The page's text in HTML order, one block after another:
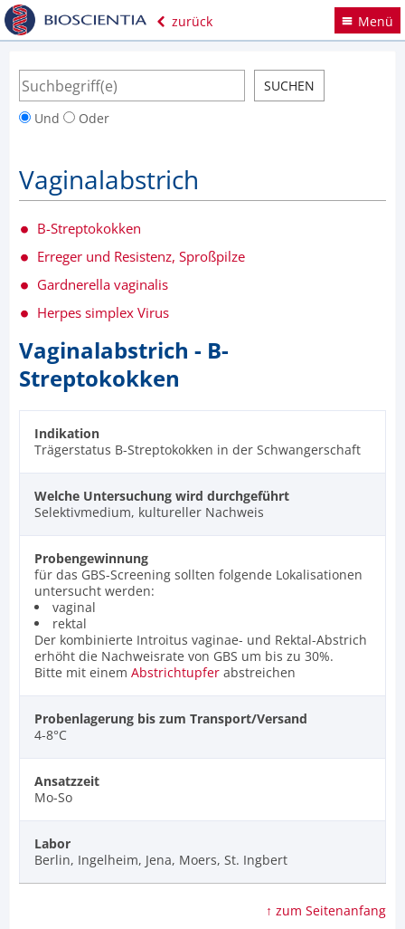
zurück Menü
Und Oder
Vaginalabstrich
B-Streptokokken
Erreger und Resistenz, Sproßpilze
Gardnerella vaginalis
Herpes simplex Virus
Vaginalabstrich - B-
Streptokokken
Indikation
Trägerstatus B-Streptokokken in der Schwangerschaft
Welche Untersuchung wird durchgeführt
Selektivmedium, kultureller Nachweis
Probengewinnung
für das GBS-Screening sollten folgende Lokalisationen
untersucht werden:
vaginal
rektal
Der kombinierte Introitus vaginae- und Rektal-Abstrich
erhöht die Nachweisrate von GBS um bis zu 30%.
Bitte mit einem Abstrichtupfer abstreichen
Probenlagerung bis zum Transport/Versand
4-8°C
Ansatzzeit
Mo-So
Labor
Berlin, Ingelheim, Jena, Moers, St. Ingbert
↑ zum Seitenanfang